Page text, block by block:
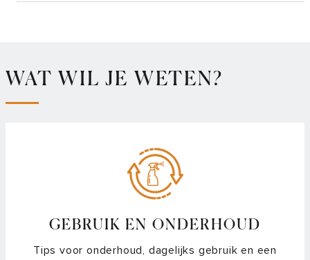
Wat doe ik als mijn afzuigkap de lucht weer naar binnen
blaast?
Waarom werkt een kookzone niet meer?
WAT WIL JE WETEN?
GEBRUIK EN ONDERHOUD
Tips voor onderhoud, dagelijks gebruik en een